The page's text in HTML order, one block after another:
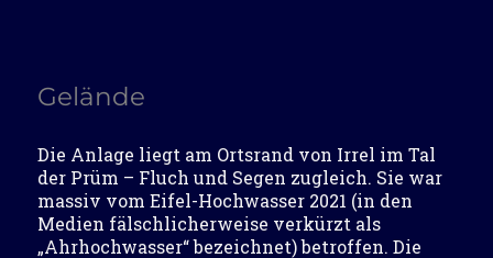
Gelände
Die Anlage liegt am Ortsrand von Irrel im Tal
der Prüm – Fluch und Segen zugleich. Sie war
massiv vom Eifel-Hochwasser 2021 (in den
Medien fälschlicherweise verkürzt als
„Ahrhochwasser“ bezeichnet) betroffen. Die